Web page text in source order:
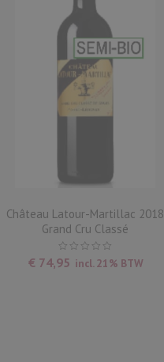
Château Latour-Martillac 2018
Grand Cru Classé
€ 74,95 incl. 21% BTW